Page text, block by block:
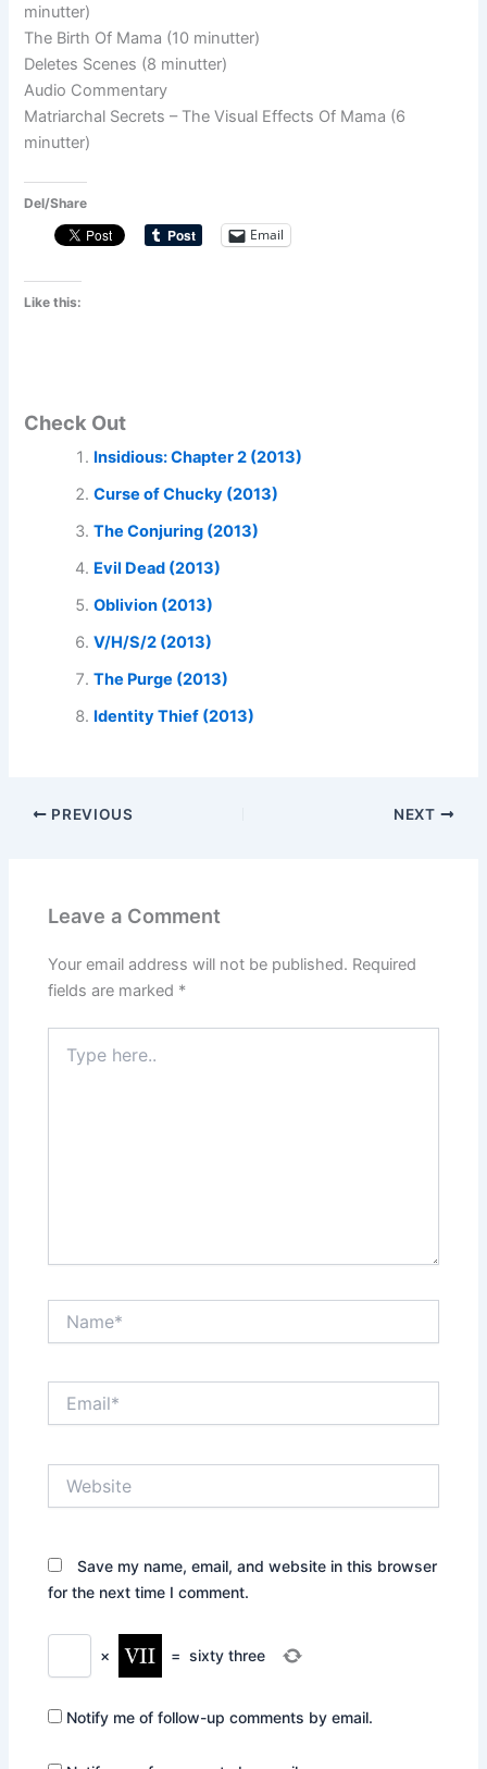
minutter)
The Birth Of Mama (10 minutter)
Deletes Scenes (8 minutter)
Audio Commentary
Matriarchal Secrets – The Visual Effects Of Mama (6
minutter)
Del/Share
Email
Like this:
Check Out
Insidious: Chapter 2 (2013)
Curse of Chucky (2013)
The Conjuring (2013)
Evil Dead (2013)
Oblivion (2013)
V/H/S/2 (2013)
The Purge (2013)
Identity Thief (2013)
PREVIOUS NEXT
Leave a Comment
Your email address will not be published. Required
fields are marked *
here..
Save my name, email, and website in this browser
for the next time I comment.
× = sixty three
Notify me of follow-up comments by email.